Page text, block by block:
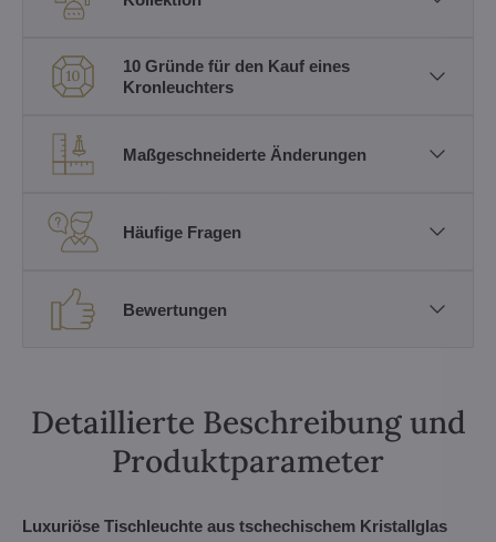
10 Gründe für den Kauf eines
Kronleuchters
Maßgeschneiderte Änderungen
Häufige Fragen
Bewertungen
Detaillierte Beschreibung und
Produktparameter
Luxuriöse Tischleuchte aus tschechischem Kristallglas